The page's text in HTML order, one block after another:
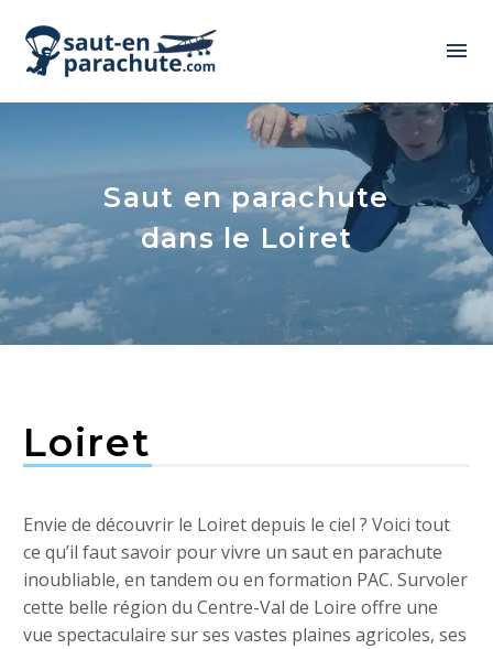
Saut en parachute
dans le Loiret
Loiret
Envie de découvrir le Loiret depuis le ciel ? Voici tout
ce qu’il faut savoir pour vivre un saut en parachute
inoubliable, en tandem ou en formation PAC. Survoler
cette belle région du Centre-Val de Loire offre une
vue spectaculaire sur ses vastes plaines agricoles, ses